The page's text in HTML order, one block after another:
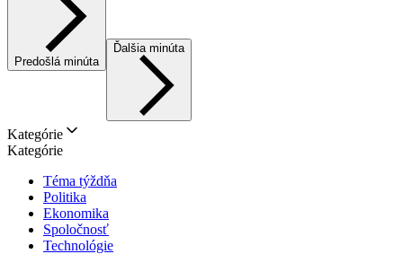
Predošlá minúta
Ďalšia minúta
Kategórie
Kategórie
Téma týždňa
Politika
Ekonomika
Spoločnosť
Technológie